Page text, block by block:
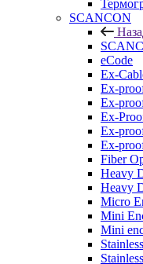
SCANCON
eCode
Ex-
Ex-
Ex-
Ex-
Ex-
Ex-
Fiber
Heavy
Heavy
Micro
Mini
Mini